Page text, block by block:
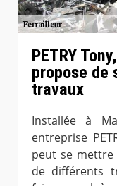
PETRY
propose de
travaux
Installée à
entreprise
peut se mettre
de différents